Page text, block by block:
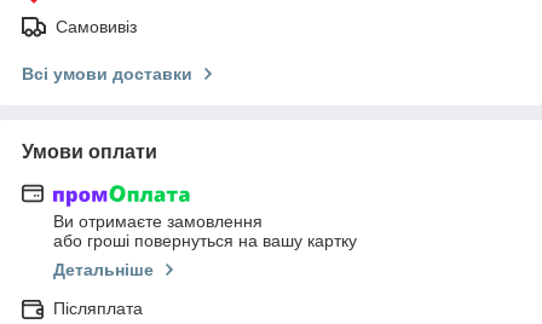
Самовивіз
Всі умови доставки
Умови оплати
Ви отримаєте замовлення
або гроші повернуться на вашу картку
Детальніше
Післяплата